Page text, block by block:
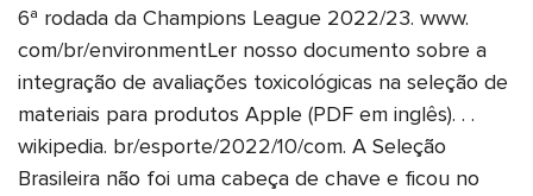
6ª rodada da Champions League 2022/23. www.
com/br/environmentLer nosso documento sobre a
integração de avaliações toxicológicas na seleção de
materiais para produtos Apple (PDF em inglês). . .
wikipedia. br/esporte/2022/10/com. A Seleção
Brasileira não foi uma cabeça de chave e ficou no